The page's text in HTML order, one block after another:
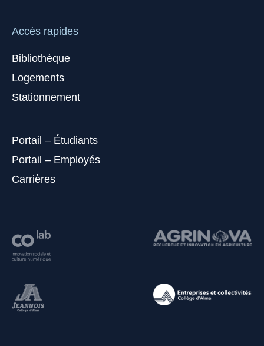
Accès rapides
Bibliothèque
Logements
Stationnement
Portail – Étudiants
Portail – Employés
Carrières